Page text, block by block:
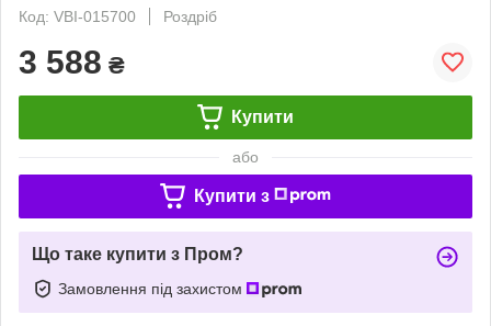
Код: VBI-015700
Роздріб
3 588 ₴
Купити
або
Купити з
Що таке купити з Пром?
Замовлення під захистом